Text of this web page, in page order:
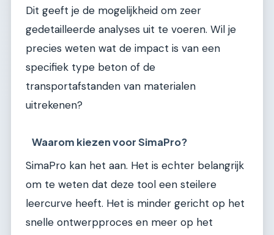
Dit geeft je de mogelijkheid om zeer
gedetailleerde analyses uit te voeren. Wil je
precies weten wat de impact is van een
specifiek type beton of de
transportafstanden van materialen
uitrekenen?
Waarom kiezen voor SimaPro?
SimaPro kan het aan. Het is echter belangrijk
om te weten dat deze tool een steilere
leercurve heeft. Het is minder gericht op het
snelle ontwerpproces en meer op het